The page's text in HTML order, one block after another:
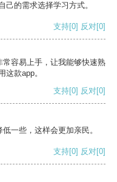
的需求选择学习方式。
支持[0] 反对[0]
容易上手，让我能够快速熟
款app。
支持[0] 反对[0]
一些，这样会更加亲民。
支持[0] 反对[0]